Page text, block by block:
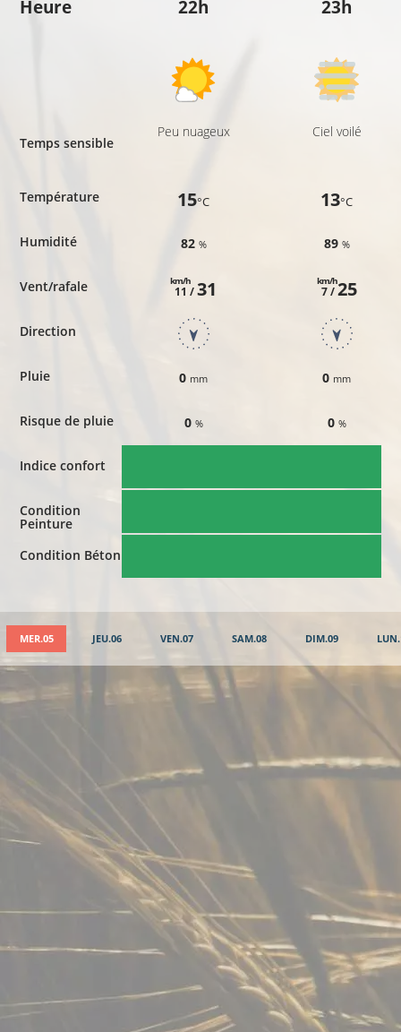
Heure
Temps sensible
Température
Humidité
Vent/rafale
Direction
Pluie
Risque de pluie
Indice confort
Condition
Peinture
Condition Béton
22h
Peu nuageux
15°C
82 %
11 /
km/h 31
0 mm
0 %
23h
Ciel voilé
13°C
89 %
7 /
km/h25
0 mm
0 %
MER.05 JEU.06 VEN.07 SAM.08 DIM.09